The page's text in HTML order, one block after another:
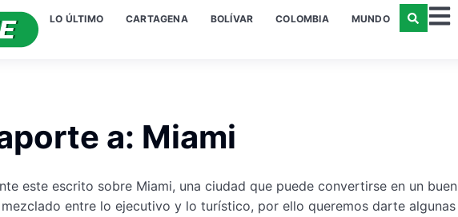
LO ÚLTIMO CARTAGENA BOLÍVAR COLOMBIA MUNDO
a: Miami
este escrito sobre Miami, una ciudad que puede convertirse en un buen
entre lo ejecutivo y lo turístico, por ello queremos darte algunas